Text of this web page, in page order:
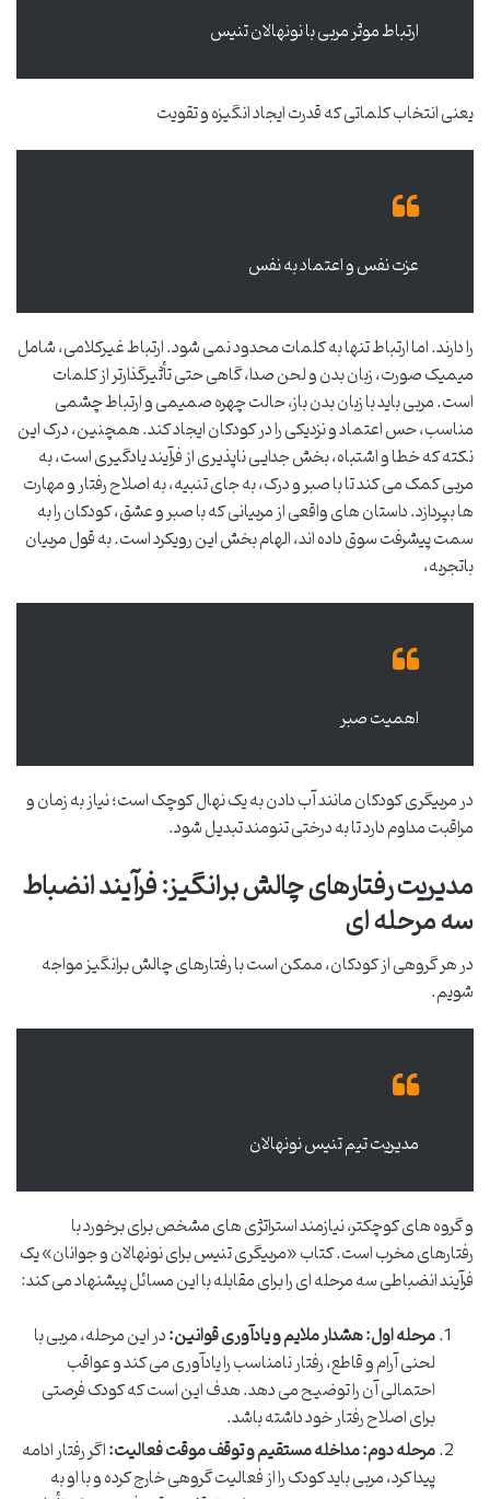
ارتباط موثر مربی با نونهالان تنیس
یعنی انتخاب کلماتی که قدرت ایجاد انگیزه و تقویت
عزت نفس و اعتماد به نفس
را دارند. اما ارتباط تنها به کلمات محدود نمی شود. ارتباط غیرکلامی، شامل
میمیک صورت، زبان بدن و لحن صدا، گاهی حتی تأثیرگذارتر از کلمات
است. مربی باید با زبان بدن باز، حالت چهره صمیمی و ارتباط چشمی
مناسب، حس اعتماد و نزدیکی را در کودکان ایجاد کند. همچنین، درک این
نکته که خطا و اشتباه، بخش جدایی ناپذیری از فرآیند یادگیری است، به
مربی کمک می کند تا با صبر و درک، به جای تنبیه، به اصلاح رفتار و مهارت
ها بپردازد. داستان های واقعی از مربیانی که با صبر و عشق، کودکان را به
سمت پیشرفت سوق داده اند، الهام بخش این رویکرد است. به قول مربیان
باتجربه،
اهمیت صبر
در مربیگری کودکان مانند آب دادن به یک نهال کوچک است؛ نیاز به زمان و
مراقبت مداوم دارد تا به درختی تنومند تبدیل شود.
مدیریت رفتارهای چالش برانگیز: فرآیند انضباط
سه مرحله ای
در هر گروهی از کودکان، ممکن است با رفتارهای چالش برانگیز مواجه
شویم.
مدیریت تیم تنیس نونهالان
و گروه های کوچکتر، نیازمند استراتژی های مشخص برای برخورد با
رفتارهای مخرب است. کتاب «مربیگری تنیس برای نونهالان و جوانان» یک
فرآیند انضباطی سه مرحله ای را برای مقابله با این مسائل پیشنهاد می کند:
مرحله اول: هشدار ملایم و یادآوری قوانین:در این مرحله، مربی با
لحنی آرام و قاطع، رفتار نامناسب را یادآوری می کند و عواقب
احتمالی آن را توضیح می دهد. هدف این است که کودک فرصتی
برای اصلاح رفتار خود داشته باشد.
مرحله دوم: مداخله مستقیم و توقف موقت فعالیت:اگر رفتار ادامه
پیدا کرد، مربی باید کودک را از فعالیت گروهی خارج کرده و با او به